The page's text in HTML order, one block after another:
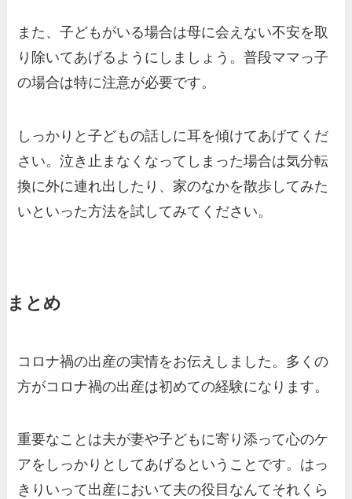
また、子どもがいる場合は母に会えない不安を取
り除いてあげるようにしましょう。普段ママっ子
の場合は特に注意が必要です。
しっかりと子どもの話しに耳を傾けてあげてくだ
さい。泣き止まなくなってしまった場合は気分転
換に外に連れ出したり、家のなかを散歩してみた
いといった方法を試してみてください。
まとめ
コロナ禍の出産の実情をお伝えしました。多くの
方がコロナ禍の出産は初めての経験になります。
重要なことは夫が妻や子どもに寄り添って心のケ
アをしっかりとしてあげるということです。はっ
きりいって出産において夫の役目なんてそれくら